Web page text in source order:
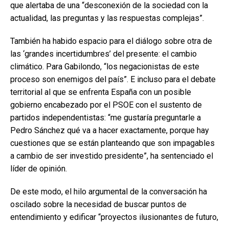
que alertaba de una “desconexión de la sociedad con la
actualidad, las preguntas y las respuestas complejas”.
También ha habido espacio para el diálogo sobre otra de
las ‘grandes incertidumbres’ del presente: el cambio
climático. Para Gabilondo, “los negacionistas de este
proceso son enemigos del país”. E incluso para el debate
territorial al que se enfrenta España con un posible
gobierno encabezado por el PSOE con el sustento de
partidos independentistas: “me gustaría preguntarle a
Pedro Sánchez qué va a hacer exactamente, porque hay
cuestiones que se están planteando que son impagables
a cambio de ser investido presidente”, ha sentenciado el
líder de opinión.
De este modo, el hilo argumental de la conversación ha
oscilado sobre la necesidad de buscar puntos de
entendimiento y edificar “proyectos ilusionantes de futuro,